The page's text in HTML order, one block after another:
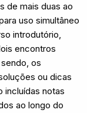
de mais duas ao
uso simultâneo
introdutório,
encontros
os
ou dicas
incluídas notas
ao longo do